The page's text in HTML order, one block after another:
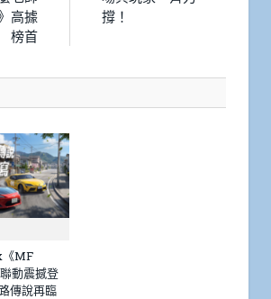
高據
榜首
撐！
《MF
動震撼登
傳說再臨